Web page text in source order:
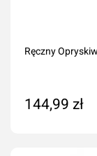
Ręczny
144,99 zł